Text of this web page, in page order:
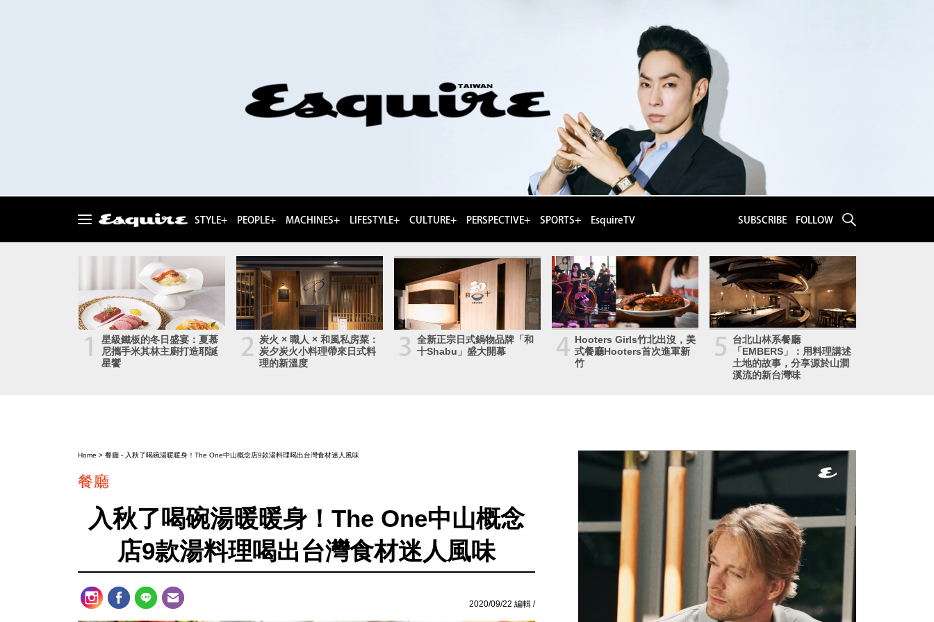
STYLE+ PEOPLE+ MACHINES+ LIFESTYLE+ CULTURE+ PERSPECTIVE+ SPORTS+ EsquireTV SUBSCRIBE FOLLOW
1
星級鐵板的冬日盛宴：夏慕
尼攜手米其林主廚打造耶誕
星饗
2
炭火 × 職人 × 和風私房菜：
炭夕炭火小料理帶來日式料
理的新溫度
3 全新正宗日式鍋物品牌「和
十Shabu」盛大開幕
4 Hooters Girls竹北出沒，美
式餐廳Hooters首次進軍新
竹
5
台北山林系餐廳
「EMBERS」：用料理講述
土地的故事，分享源於山澗
溪流的新台灣味
Home > 餐廳 - 入秋了喝碗湯暖暖身！The One中山概念店9款湯料理喝出台灣食材迷人風味
餐廳
入秋了喝碗湯暖暖身！The One中山概念
店9款湯料理喝出台灣食材迷人風味
2020/09/22 編輯 /